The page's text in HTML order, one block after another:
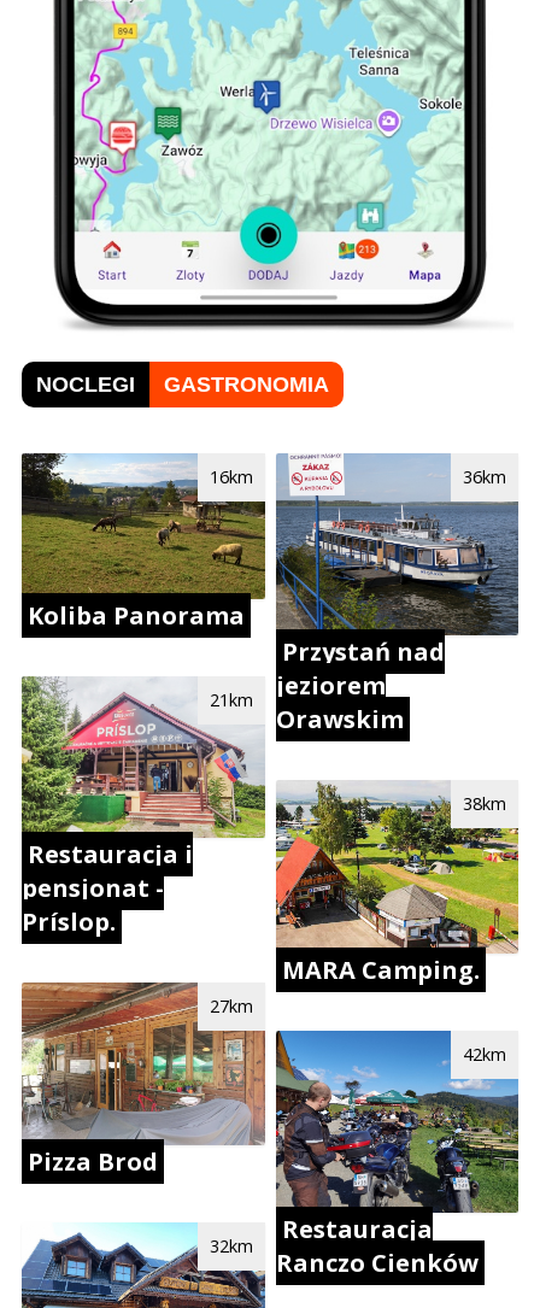
NOCLEGI GASTRONOMIA
Koliba Panorama
16km
Restauracja i
pensjonat -
Príslop.
21km
Pizza Brod
27km
32km
Przystań nad
jeziorem
Orawskim
36km
MARA Camping.
38km
Restauracja
Ranczo Cienków
42km